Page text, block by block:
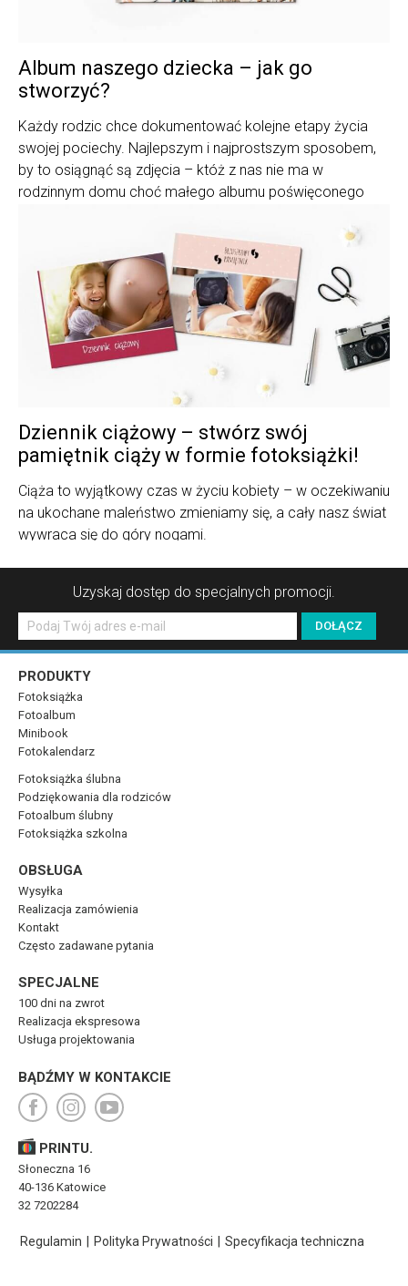
Album naszego dziecka – jak go
stworzyć?
Każdy rodzic chce dokumentować kolejne etapy życia
swojej pociechy. Najlepszym i najprostszym sposobem,
by to osiągnąć są zdjęcia – któż z nas nie ma w
rodzinnym domu choć małego albumu poświęconego
Dziennik ciążowy – stwórz swój
pamiętnik ciąży w formie fotoksiążki!
Ciąża to wyjątkowy czas w życiu kobiety – w oczekiwaniu
na ukochane maleństwo zmieniamy się, a cały nasz świat
wywraca się do góry nogami.
Uzyskaj dostęp do specjalnych promocji.
PRINTU.
Słoneczna 16
40-136 Katowice
32 7202284
PRODUKTY
Fotoksiążka
Fotoalbum
Minibook
Fotokalendarz
Fotoksiążka ślubna
Podziękowania dla rodziców
Fotoalbum ślubny
Fotoksiążka szkolna
OBSŁUGA
Wysyłka
Realizacja zamówienia
Kontakt
Często zadawane pytania
SPECJALNE
100 dni na zwrot
Realizacja ekspresowa
Usługa projektowania
BĄDŹMY W KONTAKCIE
Regulamin Polityka Prywatności Specyfikacja techniczna